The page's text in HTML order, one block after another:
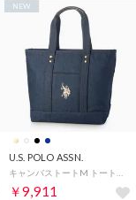
U.S. POLO ASSN.
￥9,911
NEW